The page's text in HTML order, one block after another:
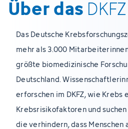
Über das DKFZ
Das Deutsche
mehr als 3.000
größte biomedizinische
Deutschland.
erforschen im DKFZ, wie
Krebsrisikofaktoren und
die verhindern, dass Menschen